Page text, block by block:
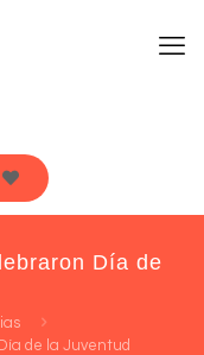
Día de
de la Juventud